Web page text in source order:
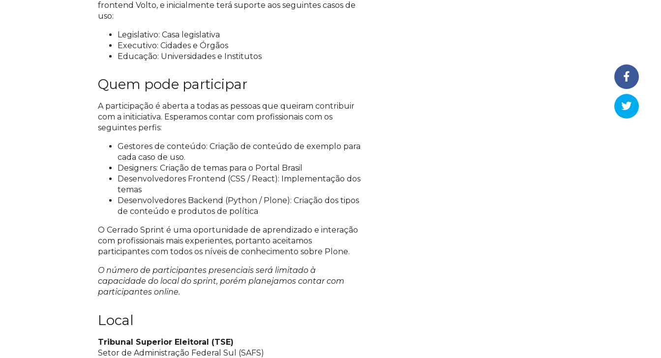
frontend Volto, e inicialmente terá suporte aos seguintes casos de
uso:
Legislativo: Casa legislativa
Executivo: Cidades e Órgãos
Educação: Universidades e Institutos
Quem pode participar
A participação é aberta a todas as pessoas que queiram contribuir
com a initiciativa. Esperamos contar com profissionais com os
seguintes perfis:
Gestores de conteúdo: Criação de conteúdo de exemplo para
cada caso de uso.
Designers: Criação de temas para o Portal Brasil
Desenvolvedores Frontend (CSS / React): Implementação dos
temas
Desenvolvedores Backend (Python / Plone): Criação dos tipos
de conteúdo e produtos de política
O Cerrado Sprint é uma oportunidade de aprendizado e interação
com profissionais mais experientes, portanto aceitamos
participantes com todos os níveis de conhecimento sobre Plone.
O número de participantes presenciais será limitado à
capacidade do local do sprint, porém planejamos contar com
participantes online.
Local
Tribunal Superior Eleitoral (TSE)
Setor de Administração Federal Sul (SAFS)